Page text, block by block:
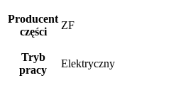
Producent
części
ZF
Tryb
pracy
Elektryczny